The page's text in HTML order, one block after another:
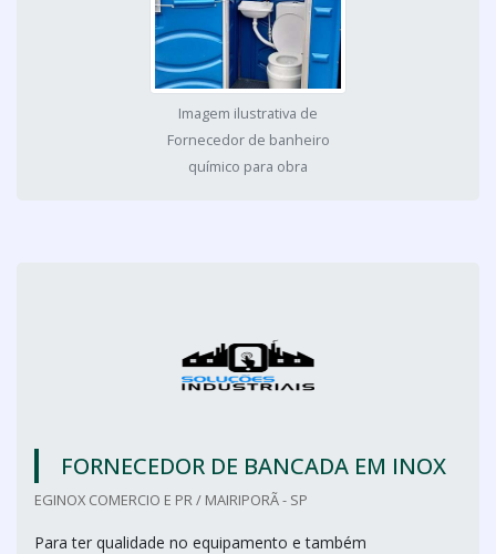
Imagem ilustrativa de
Fornecedor de banheiro
químico para obra
FORNECEDOR DE BANCADA EM INOX
EGINOX COMERCIO E PR / MAIRIPORÃ - SP
Para ter qualidade no equipamento e também